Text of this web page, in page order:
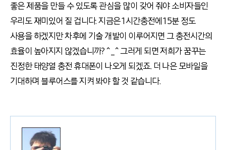
좋은 제품을 만들 수 있도록 관심을 많이 갖어 줘야 소비자들인
우리도 재미있어 질 겁니다. 지금은 1시간충전에 15분 정도
사용을 하겠지만 차후에 기술 개발이 이루어지면 그 충전시간의
효율이 높아지지 않겠습니까? ^_^ 그러게 되면 저희가 꿈꾸는
진정한 태양열 충전 휴대폰이 나오게 되겠죠. 더 나은 모바일을
기대하며 블루어스를 지켜 봐야 할 것 같습니다.